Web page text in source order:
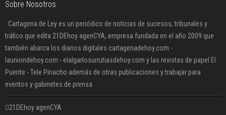
Sobre Nosotros
Cartagena de Ley es un periódico de noticias de sucesos, tribunales y
tráfico que edita 21DEhoy agenCYA, empresa fundada en el año 2009 que
también abarca los diarios digitales cartagenadehoy.com -
launiondehoy.com - elalgarlosurrutiasdehoy.com y las revistas de papel El
Puente - Tele Pinacho además de otras publicaciones y trabajar para
eventos y gabinetes de prensa
21DEhoy agenCYA